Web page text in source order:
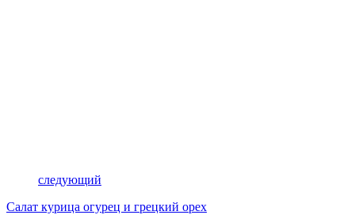
следующий
Салат курица огурец и грецкий орех